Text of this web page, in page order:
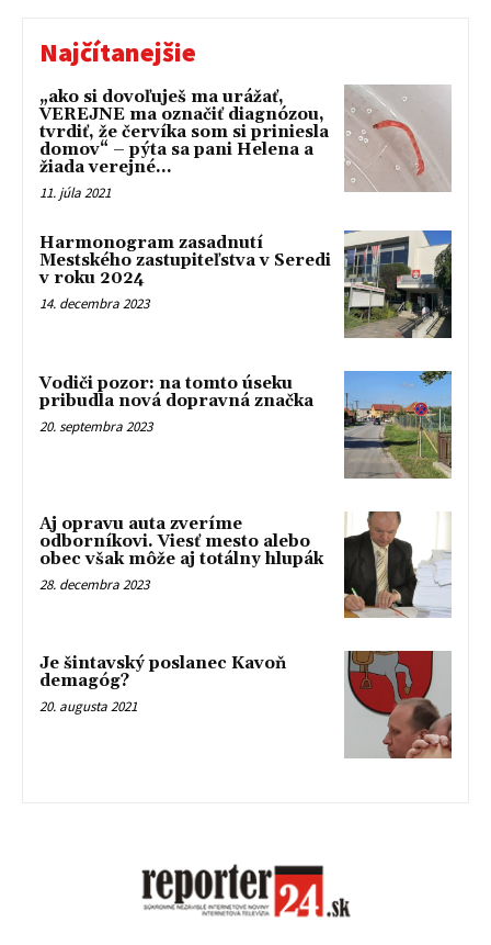
Najčítanejšie
„ako si dovoľuješ ma urážať,
VEREJNE ma označiť diagnózou,
tvrdiť, že červíka som si priniesla
domov“ – pýta sa pani Helena a
žiada verejné...
11. júla 2021
Harmonogram zasadnutí
Mestského zastupiteľstva v Seredi
v roku 2024
14. decembra 2023
Vodiči pozor: na tomto úseku
pribudla nová dopravná značka
20. septembra 2023
Aj opravu auta zveríme
odborníkovi. Viesť mesto alebo
obec však môže aj totálny hlupák
28. decembra 2023
Je šintavský poslanec Kavoň
demagóg?
20. augusta 2021